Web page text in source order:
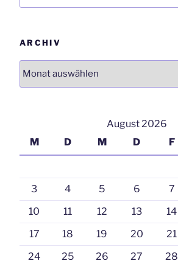
ARCHIV
August 2026
M
D M D F
3
4 5 6 7
10
11 12 13 14
17
18 19 20 21
24
25 26 27 28